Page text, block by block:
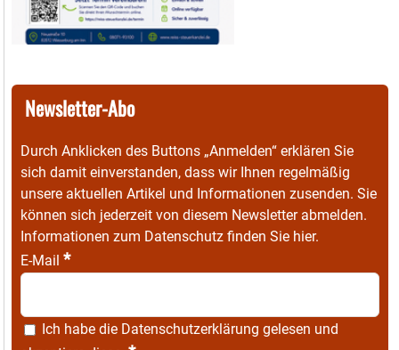
Newsletter-Abo
Durch Anklicken des Buttons „Anmelden“ erklären Sie
sich damit einverstanden, dass wir Ihnen regelmäßig
unsere aktuellen Artikel und Informationen zusenden. Sie
können sich jederzeit von diesem Newsletter abmelden.
Informationen zum Datenschutz finden Sie hier.
E-Mail *
Ich habe die Datenschutzerklärung gelesen und